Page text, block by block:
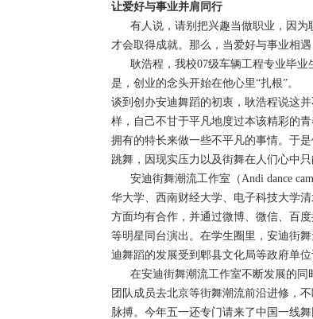
让爱好与事业并肩同行
有人说，请别把兴趣当做职业，因为
才会取得成就。那么，当爱好与事业相
耿浩程，我校07级车辆工程专业毕业
是，创业的念头开始在他心里“扎根”。
谈到创办安迪舞蹈的初衷，耿浩程说这
样，自己不甘于平凡地度过本该精彩的
拥有的特长来做一些不平凡的事情。于
跳舞，因现实压力以及街舞在人们心中
安迪街舞潮流工作室（Andi dance
华大学、西南财经大学、电子科技大学
方面均有合作，并通过微博、微信、百
等明星同台演出。在学生圈里，安迪街
迪舞蹈的发展受到郫县文化局等政府单
在安迪街舞潮流工作室不断发展的同
团队成员去北京等街舞潮流前沿进修，
脉搏。今年五一还专门请来了中国一线